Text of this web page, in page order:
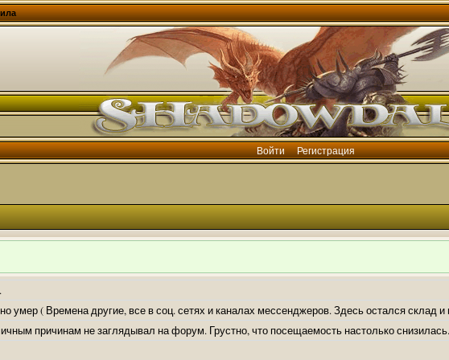
Войти Регистрация
умер ( Времена другие, все в соц. сетях и каналах мессенджеров. Здесь остался склад
причинам не заглядывал на форум. Грустно, что посещаемость настолько снизилась.